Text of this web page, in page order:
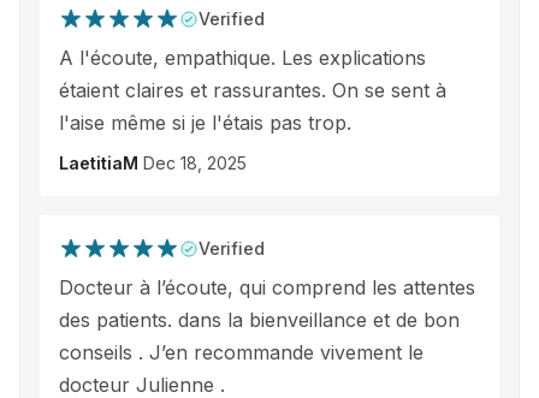
Verified
A l'écoute, empathique. Les explications
étaient claires et rassurantes. On se sent à
l'aise même si je l'étais pas trop.
LaetitiaM Dec 18, 2025
Verified
Docteur à l’écoute, qui comprend les attentes
des patients. dans la bienveillance et de bon
conseils . J’en recommande vivement le
docteur Julienne .